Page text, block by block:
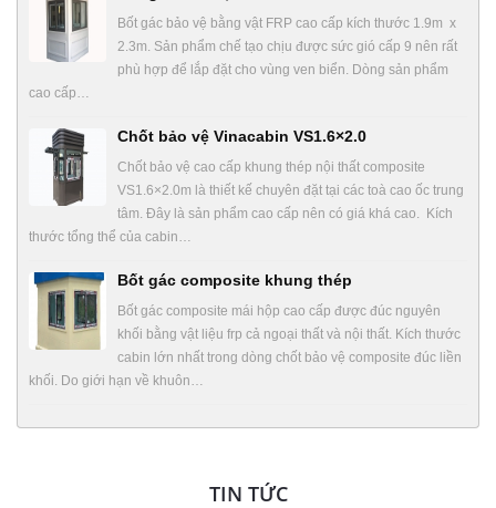
Bốt gác bảo vệ bằng vật FRP cao cấp kích thước 1.9m x
2.3m. Sản phẩm chế tạo chịu được sức gió cấp 9 nên rất
phù hợp để lắp đặt cho vùng ven biển. Dòng sản phẩm
cao cấp…
Chốt bảo vệ Vinacabin VS1.6×2.0
Chốt bảo vệ cao cấp khung thép nội thất composite
VS1.6×2.0m là thiết kế chuyên đặt tại các toà cao ốc trung
tâm. Đây là sản phẩm cao cấp nên có giá khá cao. Kích
thước tổng thể của cabin…
Bốt gác composite khung thép
Bốt gác composite mái hộp cao cấp được đúc nguyên
khối bằng vật liệu frp cả ngoại thất và nội thất. Kích thước
cabin lớn nhất trong dòng chốt bảo vệ composite đúc liền
khối. Do giới hạn về khuôn…
TIN TỨC